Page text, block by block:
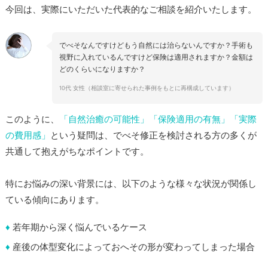
今回は、実際にいただいた代表的なご相談を紹介いたします。
でべそなんですけどもう自然には治らないんですか？手術も
視野に入れているんですけど保険は適用されますか？金額は
どのくらいになりますか？
10代 女性（相談室に寄せられた事例をもとに再構成しています）
このように、
「自然治癒の可能性」「保険適用の有無」「実際
の費用感」 という疑問は、でべそ修正を検討される方の多くが
共通して抱えがちなポイントです。
特にお悩みの深い背景には、以下のような様々な状況が関係し
ている傾向にあります。
♦ 若年期から深く悩んでいるケース
♦ 産後の体型変化によっておへその形が変わってしまった場合